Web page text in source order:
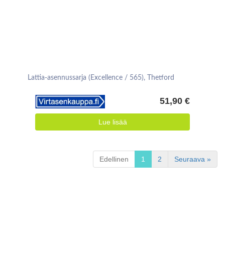
Lattia-asennussarja (Excellence / 565), Thetford
51,90 €
Lue lisää
Edellinen 1 2 Seuraava »